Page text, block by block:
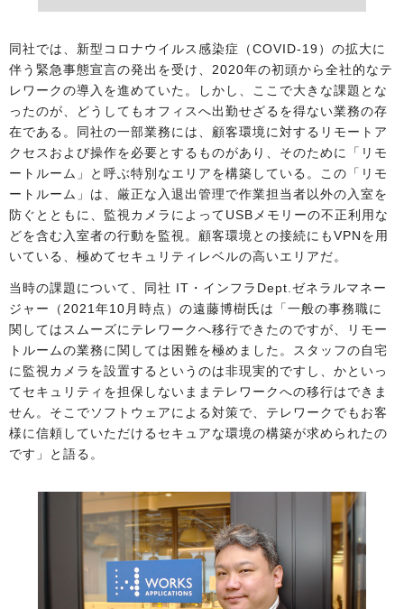
同社では、新型コロナウイルス感染症（COVID-19）の拡大に
伴う緊急事態宣言の発出を受け、2020年の初頭から全社的なテ
レワークの導入を進めていた。しかし、ここで大きな課題とな
ったのが、どうしてもオフィスへ出勤せざるを得ない業務の存
在である。同社の一部業務には、顧客環境に対するリモートア
クセスおよび操作を必要とするものがあり、そのために「リモ
ートルーム」と呼ぶ特別なエリアを構築している。この「リモ
ートルーム」は、厳正な入退出管理で作業担当者以外の入室を
防ぐとともに、監視カメラによってUSBメモリーの不正利用な
どを含む入室者の行動を監視。顧客環境との接続にもVPNを用
いている、極めてセキュリティレベルの高いエリアだ。
当時の課題について、同社 IT・インフラDept.ゼネラルマネー
ジャー（2021年10月時点）の遠藤博樹氏は「一般の事務職に
関してはスムーズにテレワークへ移行できたのですが、リモー
トルームの業務に関しては困難を極めました。スタッフの自宅
に監視カメラを設置するというのは非現実的ですし、かといっ
てセキュリティを担保しないままテレワークへの移行はできま
せん。そこでソフトウェアによる対策で、テレワークでもお客
様に信頼していただけるセキュアな環境の構築が求められたの
です」と語る。